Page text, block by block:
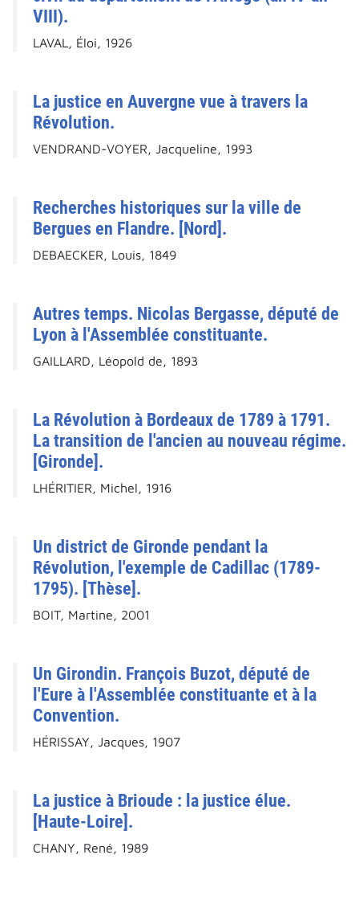
VIII).
LAVAL, Éloi, 1926
La justice en Auvergne vue à travers la
Révolution.
VENDRAND-VOYER, Jacqueline, 1993
Recherches historiques sur la ville de
Bergues en Flandre. [Nord].
DEBAECKER, Louis, 1849
Autres temps. Nicolas Bergasse, député de
Lyon à l'Assemblée constituante.
GAILLARD, Léopold de, 1893
La Révolution à Bordeaux de 1789 à 1791.
La transition de l'ancien au nouveau régime.
[Gironde].
LHÉRITIER, Michel, 1916
Un district de Gironde pendant la
Révolution, l'exemple de Cadillac (1789-
1795). [Thèse].
BOIT, Martine, 2001
Un Girondin. François Buzot, député de
l'Eure à l'Assemblée constituante et à la
Convention.
HÉRISSAY, Jacques, 1907
La justice à Brioude : la justice élue.
[Haute-Loire].
CHANY, René, 1989